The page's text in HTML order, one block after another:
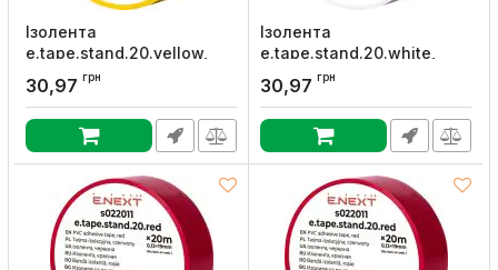
Ізолента
e.tape.stand.20.yellow,
жовта (20м), E.NEXT
Артикул:
30,97 грн
Ізолента
e.tape.stand.20.white,
біла (20м), E.NEXT
Артикул:
30,97 грн